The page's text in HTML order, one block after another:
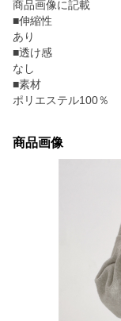
商品画像に記載
■伸縮性
あり
■透け感
なし
■素材
ポリエステル100％
商品画像